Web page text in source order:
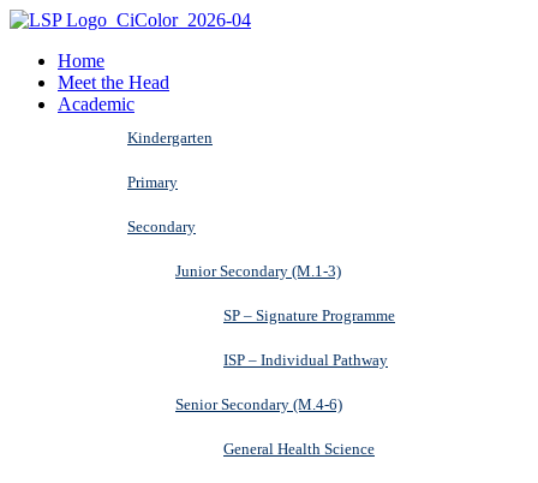
Home
Meet the Head
Academic
Kindergarten
Primary
Secondary
Junior Secondary (M.1-3)
SP – Signature Programme
ISP – Individual Pathway
Senior Secondary (M.4-6)
General Health Science